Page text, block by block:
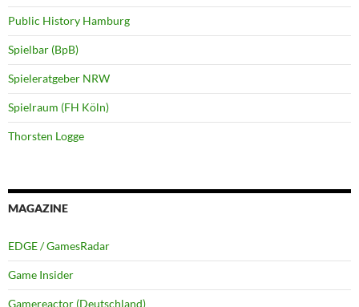
Public History Hamburg
Spielbar (BpB)
Spieleratgeber NRW
Spielraum (FH Köln)
Thorsten Logge
MAGAZINE
EDGE / GamesRadar
Game Insider
Gamereactor (Deutschland)